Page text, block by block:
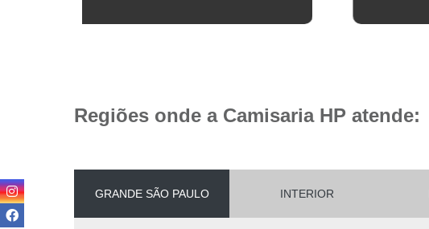
Regiões onde a Camisaria HP atende:
GRANDE SÃO PAULO INTERIOR